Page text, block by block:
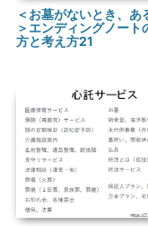
＜お墓がないとき、あ
＞エンディングノート
方と考え方21